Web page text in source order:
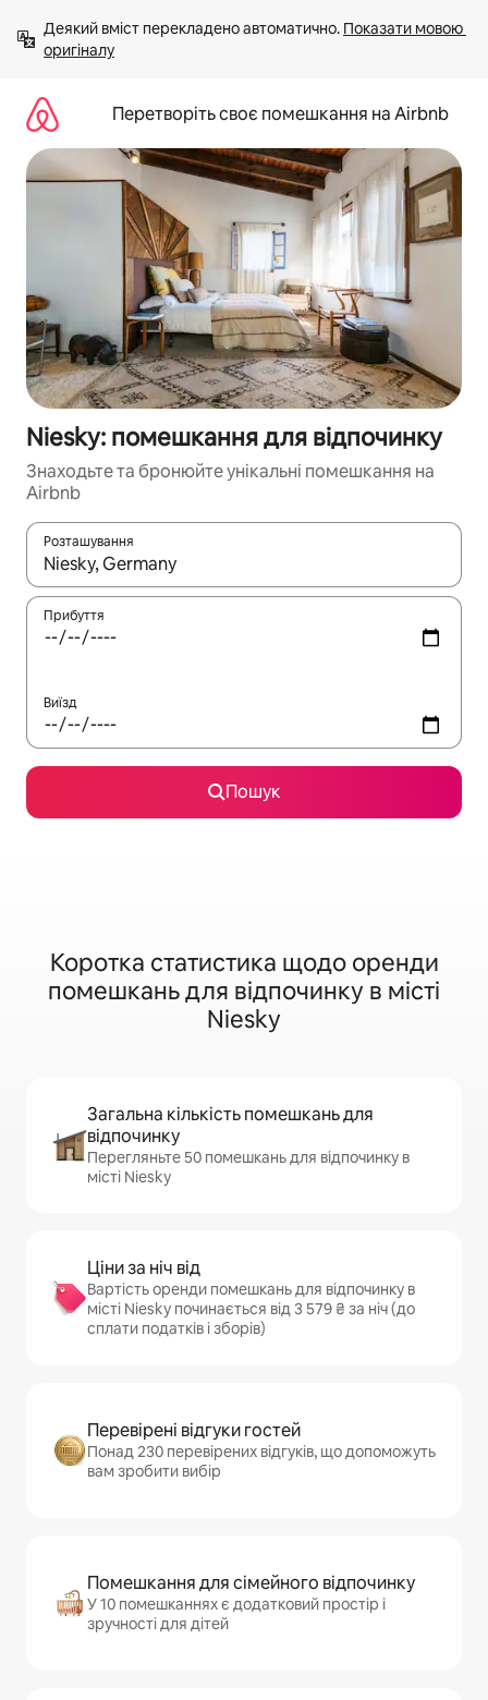
вмісту
Деякий вміст перекладено автоматично. Показати мовою
оригіналу
Перетворіть своє помешкання на Airbnb
Niesky: помешкання для відпочинку
Знаходьте та бронюйте унікальні помешкання на
Airbnb
Розташування
Отримавши результати пошуку, використовуйте для
Прибуття
Виїзд
Пошук
Коротка статистика щодо оренди
помешкань для відпочинку в місті
Niesky
Загальна кількість помешкань для
відпочинку
Перегляньте 50 помешкань для відпочинку в
місті Niesky
Ціни за ніч від
Вартість оренди помешкань для відпочинку в
місті Niesky починається від 3 579 ₴ за ніч (до
сплати податків і зборів)
Перевірені відгуки гостей
Понад 230 перевірених відгуків, що допоможуть
вам зробити вибір
Помешкання для сімейного відпочинку
У 10 помешканнях є додатковий простір і
зручності для дітей